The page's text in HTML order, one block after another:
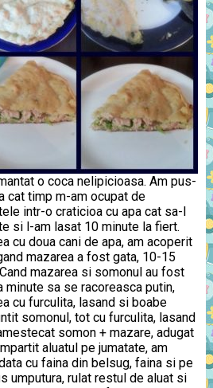
o coca nelipicioasa. Am pus-
cat timp m-am ocupat de
intr-o craticioa cu apa cat sa-l
si l-am lasat 10 minute la fiert.
cu doua cani de apa, am acoperit
mazarea a fost gata, 10-15
mazarea si somonul au fost
minute sa se racoreasca putin,
cu furculita, lasand si boabe
somonul, tot cu furculita, lasand
somon + mazare, adugat
aluatul pe jumatate, am
cu faina din belsug, faina si pe
umputura, rulat restul de aluat si